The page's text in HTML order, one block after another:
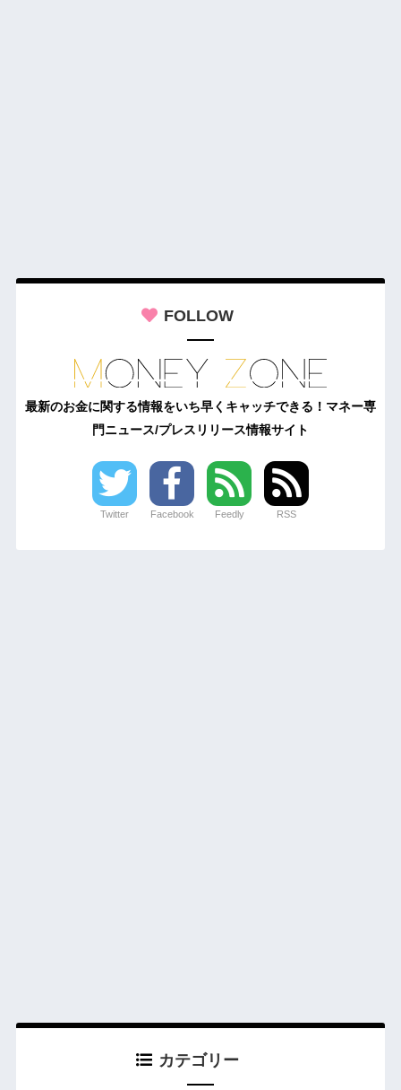
FOLLOW
最新のお金に関する情報をいち早くキャッチできる！マネー専
門ニュース/プレスリリース情報サイト
Twitter Facebook Feedly RSS
カテゴリー